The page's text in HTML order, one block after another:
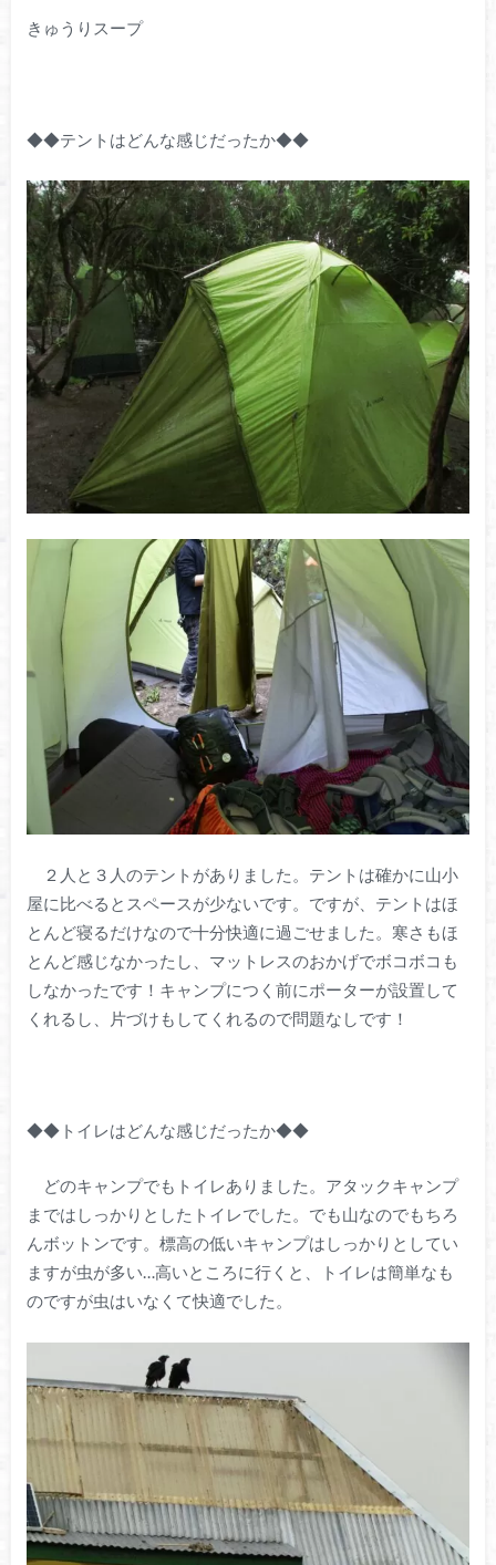
きゅうりスープ
◆◆テントはどんな感じだったか◆◆
２人と３人のテントがありました。テントは確かに山小
屋に比べるとスペースが少ないです。ですが、テントはほ
とんど寝るだけなので十分快適に過ごせました。寒さもほ
とんど感じなかったし、マットレスのおかげでボコボコも
しなかったです！キャンプにつく前にポーターが設置して
くれるし、片づけもしてくれるので問題なしです！
◆◆トイレはどんな感じだったか◆◆
どのキャンプでもトイレありました。アタックキャンプ
まではしっかりとしたトイレでした。でも山なのでもちろ
んボットンです。標高の低いキャンプはしっかりとしてい
ますが虫が多い…高いところに行くと、トイレは簡単なも
のですが虫はいなくて快適でした。